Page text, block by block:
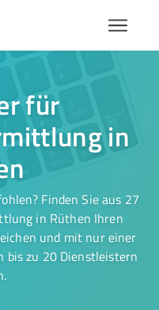
für
in
Finden Sie aus 27
in Rüthen Ihren
und mit nur einer
bis zu 20 Dienstleistern